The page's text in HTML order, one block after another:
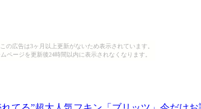
の広告は3ヶ月以上更新がないため表示されています。
ページを更新後24時間以内に表示されなくなります。